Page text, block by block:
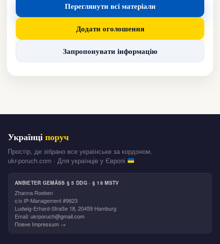
Переглянути всі матеріали
Додати оголошення
Запропонувати інформацію
Українціпоруч
Простір, де зібрано все українське за кордоном.
ukr-poruch.com · Для українців у Європі
ANBIETER GEMÄSS § 5 DDG · § 18 MSTV
Zhanna Roeben
c/o IP-Management #9823
Ludwig-Erhard-Straße 18, 20459 Hamburg
Email: ukrporuch@gmail.com
Повне Impressum →